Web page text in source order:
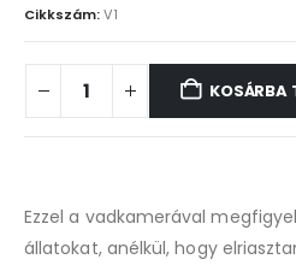
Cikkszám:V1
KOSÁRBA
Ezzel a vadkamerával
állatokat, anélkül, hogy